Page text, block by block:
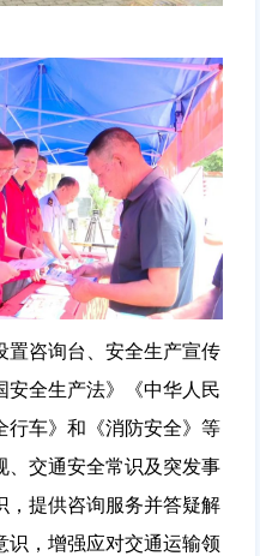
咨询台、安全生产宣传
安全生产法》《中华人民
行车》和《消防安全》等
、交通安全常识及突发事
，提供咨询服务并答疑解
识，增强应对交通运输领